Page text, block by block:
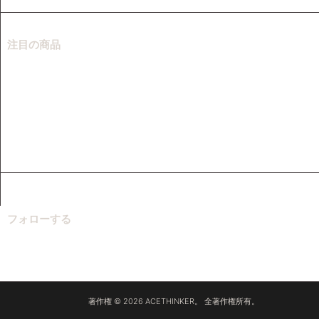
注目の商品
フォローする
著作権 © 2026 ACETHINKER。 全著作権所有。